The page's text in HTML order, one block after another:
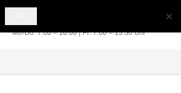
Mo-Do: 7:00 – 16:00 | Fr. 7:00 – 13:30 Uhr